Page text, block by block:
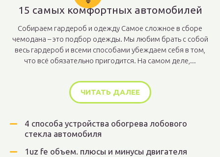
15 самых комфортных автомобилей
Собираем гардероб и одежду Самое сложное в сборе
чемодана – это подбор одежды. Мы любим брать с собой
весь гардероб и всеми способами убеждаем себя в том,
что всё обязательно пригодится. На самом деле,...
ЧИТАТЬ ДАЛЕЕ
4 способа устройства обогрева лобового
стекла автомобиля
1uz fe объем. плюсы и минусы двигателя